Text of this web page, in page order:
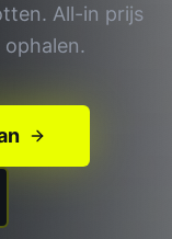
All-in prijs